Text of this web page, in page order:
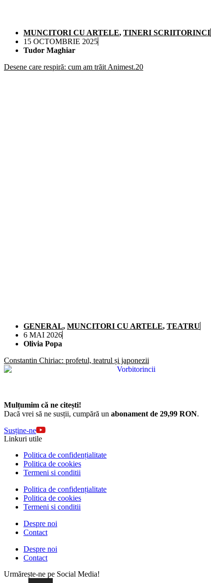
MUNCITORI CU ARTELE, TINERI SCRIITORINCI
15 OCTOMBRIE 2025
Tudor Maghiar
Desene care respiră: cum am trăit Animest.20
GENERAL, MUNCITORI CU ARTELE, TEATRU
6 MAI 2026
Olivia Popa
Constantin Chiriac: profetul, teatrul și japonezii
Mulțumim că ne citești!
Dacă vrei să ne susții, cumpără un abonament de 29,99 RON.
Susține-ne
Linkuri utile
Politica de confidențialitate
Politica de cookies
Termeni si conditii
Politica de confidențialitate
Politica de cookies
Termeni si conditii
Despre noi
Contact
Despre noi
Contact
Urmărește-ne pe Social Media!